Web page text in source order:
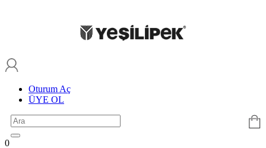
Oturum Aç
ÜYE OL
0